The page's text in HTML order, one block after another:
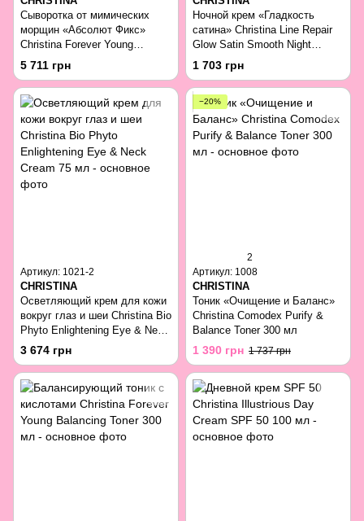
Сыворотка от мимических
морщин «Абсолют Фикс»
Christina Forever Young
Absolute Fix 30 мл
5 711 грн
Ночной крем «Гладкость
сатина» Christina Line Repair
Glow Satin Smooth Night
Cream 50 мл
1 703 грн
Артикул: 1021-2
CHRISTINA
Осветляющий крем для кожи
вокруг глаз и шеи Christina Bio
Phyto Enlightening Eye & Neck
Cream 75 мл
3 674 грн
−20%
2
Артикул: 1008
CHRISTINA
Тоник «Очищение и Баланс»
Christina Comodex Purify &
Balance Toner 300 мл
1 390 грн 1 737 грн